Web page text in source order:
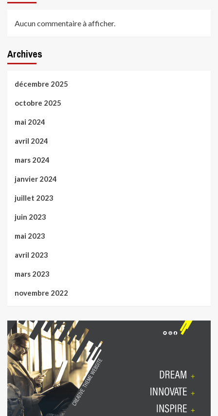
Aucun commentaire à afficher.
Archives
décembre 2025
octobre 2025
mai 2024
avril 2024
mars 2024
janvier 2024
juillet 2023
juin 2023
mai 2023
avril 2023
mars 2023
novembre 2022